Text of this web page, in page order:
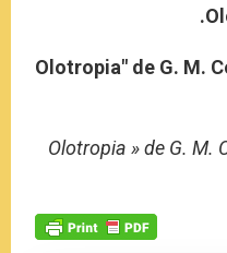
« Olotropia » de G.